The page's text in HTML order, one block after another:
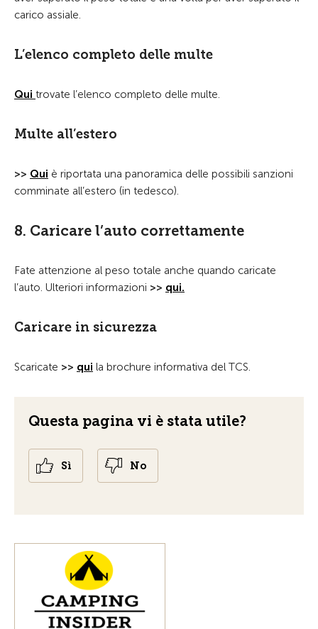
carico assiale.
L’elenco completo delle multe
Qui trovate l’elenco completo delle multe.
Multe all’estero
>> Qui è riportata una panoramica delle possibili sanzioni
comminate all’estero (in tedesco).
8. Caricare l’auto correttamente
Fate attenzione al peso totale anche quando caricate
l’auto. Ulteriori informazioni >> qui.
Caricare in sicurezza
Scaricate >> qui la brochure informativa del TCS.
Questa pagina vi è stata utile?
Sì No